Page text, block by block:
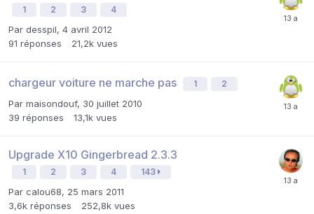
1 2 3 4
Par desspil, 4 avril 2012
91 réponses 21,2k vues
chargeur voiture ne marche pas 1 2
Par maisondouf, 30 juillet 2010
39 réponses 13,1k vues
Upgrade X10 Gingerbread 2.3.3
1 2 3 4 143
Par calou68, 25 mars 2011
3,6k réponses 252,8k vues